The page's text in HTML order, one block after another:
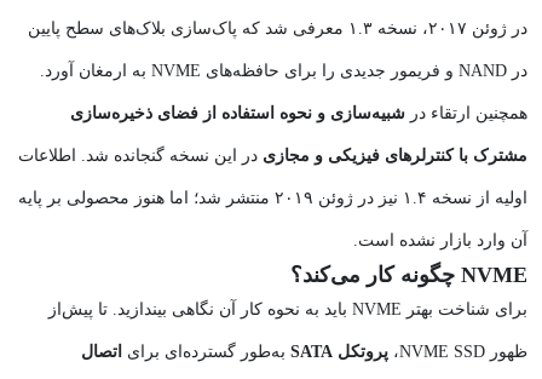
در ژوئن ۲۰۱۷، نسخه ۱.۳ معرفی شد که پاک‌سازی بلاک‌های سطح پایین
در NAND و فریمور جدیدی را برای حافظه‌های NVME به ارمغان آورد.
همچنین ارتقاء در شبیه‌سازی و نحوه استفاده از فضای ذخیره‌سازی
مشترک با کنترلرهای فیزیکی و مجازی در این نسخه گنجانده شد. اطلاعات
اولیه از نسخه ۱.۴ نیز در ژوئن ۲۰۱۹ منتشر شد؛ اما هنوز محصولی بر پایه
آن وارد بازار نشده است.
NVME چگونه کار می‌کند؟
برای شناخت بهتر NVME باید به نحوه کار آن نگاهی بیندازید. تا پیش‌از
ظهور NVME SSD، پروتکل SATA به‌طور گسترده‌ای برای اتصال